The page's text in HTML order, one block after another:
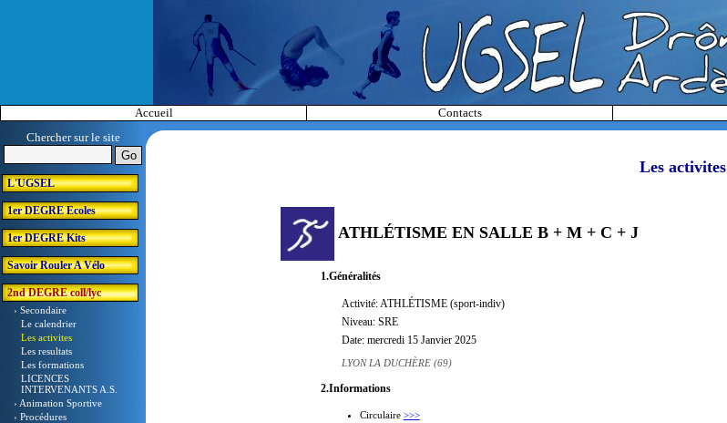
Accueil Contacts
Chercher sur le site
L'UGSEL
1er DEGRE Ecoles
1er DEGRE Kits
Savoir Rouler A Vélo
2nd DEGRE coll/lyc
› Secondaire
Le calendrier
Les activites
Les resultats
Les formations
LICENCES
INTERVENANTS A.S.
› Animation Sportive
› Procédures
Les activites
ATHLÉTISME EN SALLE B + M + C + J
1.Généralités
Activité: ATHLÉTISME (sport-indiv)
Niveau: SRE
Date: mercredi 15 Janvier 2025
LYON LA DUCHÈRE (69)
2.Informations
Circulaire >>>